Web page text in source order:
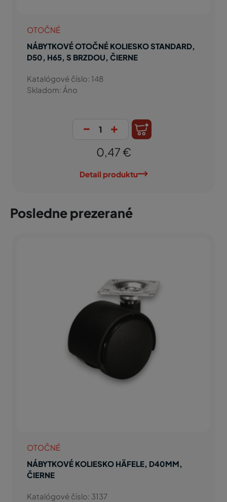
OTOČNÉ
NÁBYTKOVÉ OTOČNÉ KOLIESKO STANDARD,
D50, H65, S BRZDOU, ČIERNE
Katalógové číslo: 148
Skladom: Áno
- +
0,47 €
Detail produktu
Posledne prezerané
OTOČNÉ
NÁBYTKOVÉ KOLIESKO HÄFELE, D40MM,
ČIERNE
Katalógové číslo: 3137